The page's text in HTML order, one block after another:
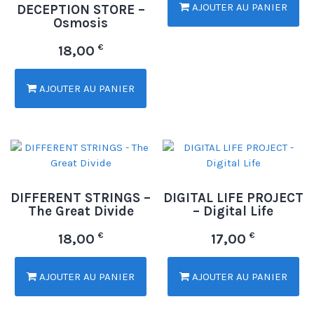
DECEPTION STORE –
Osmosis
18,00 €
AJOUTER AU PANIER
AJOUTER AU PANIER
DIFFERENT STRINGS –
The Great Divide
18,00 €
AJOUTER AU PANIER
DIGITAL LIFE PROJECT
– Digital Life
17,00€
AJOUTER AU PANIER